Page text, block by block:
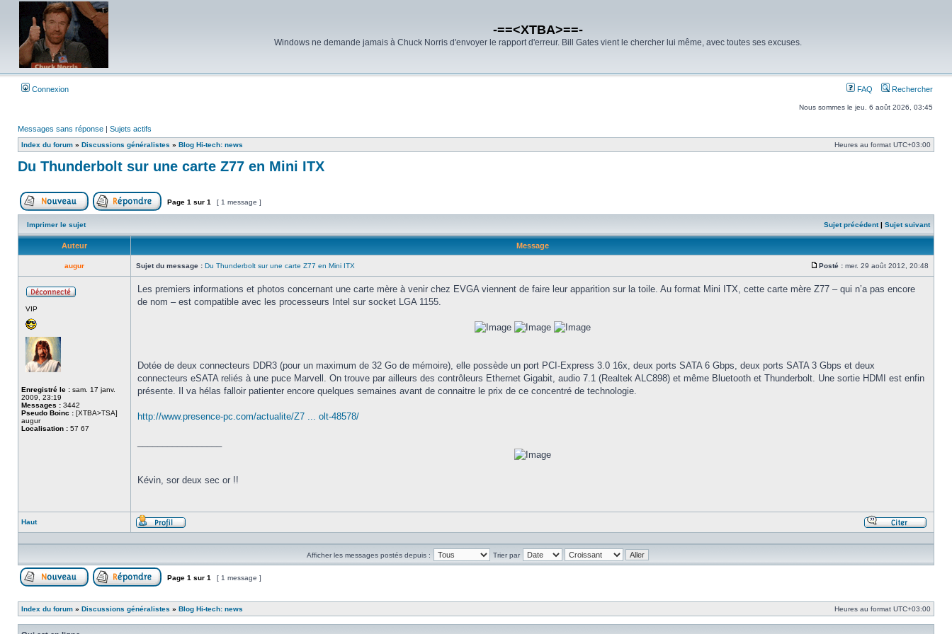
-==<XTBA>==-
Windows ne demande jamais à Chuck Norris d'envoyer le rapport d'erreur. Bill Gates vient le chercher lui même, avec toutes ses excuses.
Connexion FAQ Rechercher
Nous sommes le jeu. 6 août 2026, 03:45
Messages sans réponse | Sujets actifs
Index du forum » Discussions généralistes » Blog Hi-tech: news Heures au format UTC+03:00
Du Thunderbolt sur une carte Z77 en Mini ITX
Poster un nouveau sujetRépondre au sujet
Page 1 sur 1 [ 1 message ]
Imprimer le sujet Sujet précédent| Sujet suivant
Auteur Message
augur Sujet du message : Du Thunderbolt sur une carte Z77 en Mini ITX
Posté : mer. 29 août 2012, 20:48
VIP
Enregistré le : sam. 17 janv.
2009, 23:19
Messages : 3442
Pseudo Boinc : [XTBA>TSA]
augur
Localisation : 57 67
Les premiers informations et photos concernant une carte mère à venir chez EVGA viennent de faire leur apparition sur la toile. Au format Mini ITX, cette carte mère Z77 – qui n’a pas encore
de nom – est compatible avec les processeurs Intel sur socket LGA 1155.
Dotée de deux connecteurs DDR3 (pour un maximum de 32 Go de mémoire), elle possède un port PCI-Express 3.0 16x, deux ports SATA 6 Gbps, deux ports SATA 3 Gbps et deux
connecteurs eSATA reliés à une puce Marvell. On trouve par ailleurs des contrôleurs Ethernet Gigabit, audio 7.1 (Realtek ALC898) et même Bluetooth et Thunderbolt. Une sortie HDMI est enfin
présente. Il va hélas falloir patienter encore quelques semaines avant de connaitre le prix de ce concentré de technologie.
http://www.presence-pc.com/actualite/Z7 ... olt-48578/
Kévin, sor deux sec or !!
Haut
Profil
Afficher les messages postés depuis : Trier par
Page 1 sur 1 [ 1 message ]
Index du forum » Discussions généralistes » Blog Hi-tech: news Heures au format UTC+03:00